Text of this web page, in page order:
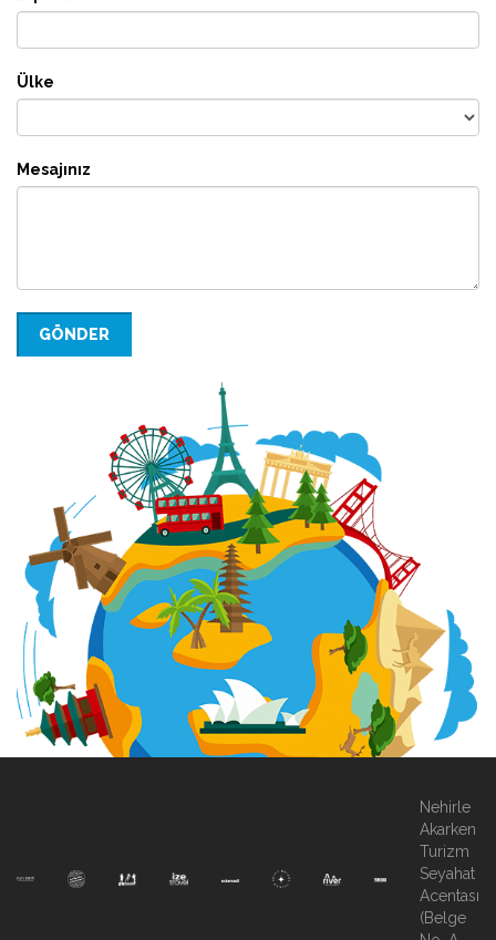
Ülke
Mesajınız
GÖNDER
Nehirle
Akarken
Turizm
Seyahat
Acentası
(Belge